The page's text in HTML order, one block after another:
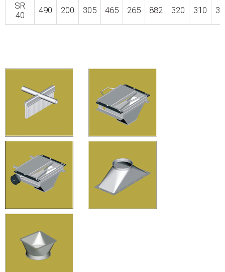
SR
40
490 200 305 465 265 882 320 310